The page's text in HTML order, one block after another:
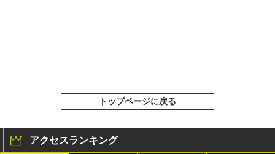
トップページに戻る
アクセスランキング